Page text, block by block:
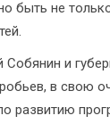
быть не
и
в свою
развитию